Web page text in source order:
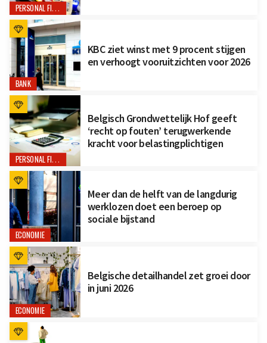
PERSONAL FINANCE
BANK
KBC ziet winst met 9 procent stijgen
en verhoogt vooruitzichten voor 2026
PERSONAL FINANCE
Belgisch Grondwettelijk Hof geeft
‘recht op fouten’ terugwerkende
kracht voor belastingplichtigen
ECONOMIE
Meer dan de helft van de langdurig
werklozen doet een beroep op
sociale bijstand
ECONOMIE
Belgische detailhandel zet groei door
in juni 2026